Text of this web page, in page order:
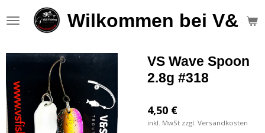
Hauptinhalt
Wilkommen bei V&S
VS Wave Spoon
2.8g #318
4,50 €
inkl. MwSt zzgl. Versandkosten